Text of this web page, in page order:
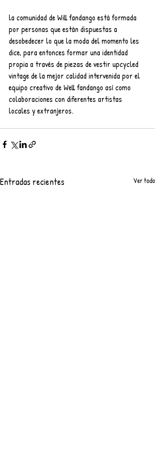
la comunidad de Will fandango está formada
por personas que están dispuestas a
desobedecer lo que la moda del momento les
dice, para entonces formar una identidad
propia a través de piezas de vestir upcycled
vintage de la mejor calidad intervenida por el
equipo creativo de Well fandango así como
colaboraciones con diferentes artistas
locales y extranjeros.
Entradas recientes Ver todo